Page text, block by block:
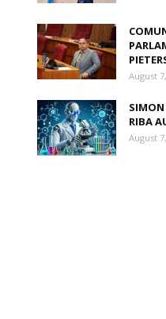
August
SIMON
RIBA
August